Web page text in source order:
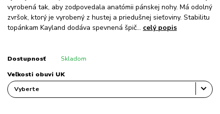
vyrobená tak, aby zodpovedala anatómii pánskej nohy. Má odolný
zvršok, ktorý je vyrobený z hustej a priedušnej sieťoviny. Stabilitu
topánkam Kayland dodáva spevnená špič... celý popis
Dostupnosť Skladom
Veľkosti obuvi UK